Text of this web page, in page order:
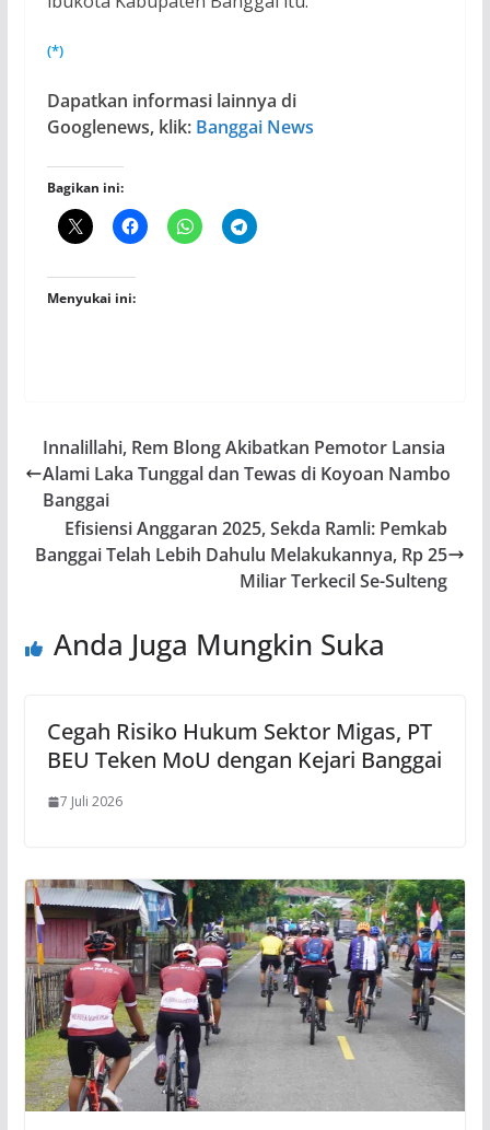
(*)
Dapatkan informasi lainnya di
Googlenews, klik: Banggai News
Bagikan ini:
Menyukai ini:
Innalillahi, Rem Blong Akibatkan Pemotor Lansia
Alami Laka Tunggal dan Tewas di Koyoan Nambo
Banggai
Efisiensi Anggaran 2025, Sekda Ramli: Pemkab
Banggai Telah Lebih Dahulu Melakukannya, Rp 25
Miliar Terkecil Se-Sulteng
Anda Juga Mungkin Suka
Cegah Risiko Hukum Sektor Migas, PT
BEU Teken MoU dengan Kejari Banggai
7 Juli 2026